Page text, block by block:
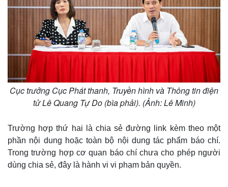
Cục trưởng Cục Phát thanh, Truyền hình và Thông tin điện
tử Lê Quang Tự Do (bìa phải). (Ảnh: Lê Minh)
Trường hợp thứ hai là chia sẻ đường link kèm theo một
phần nội dung hoặc toàn bộ nội dung tác phẩm báo chí.
Trong trường hợp cơ quan báo chí chưa cho phép người
dùng chia sẻ, đây là hành vi vi phạm bản quyền.